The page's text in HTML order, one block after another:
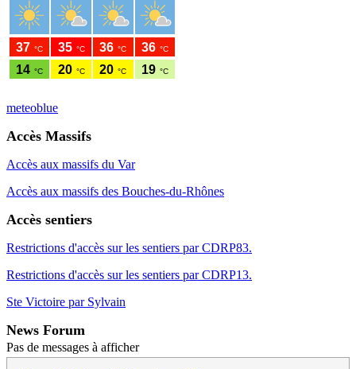
meteoblue
Accès Massifs
Accès aux massifs du Var
Accès aux massifs des Bouches-du-Rhônes
Accès sentiers
Restrictions d'accès sur les sentiers par CDRP83.
Restrictions d'accès sur les sentiers par CDRP13.
Ste Victoire par Sylvain
News Forum
Pas de messages à afficher